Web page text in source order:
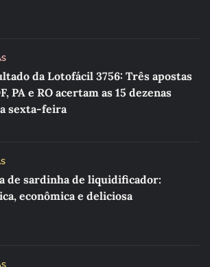
da Lotofácil 3756: Três apostas
PA e RO acertam as 15 dezenas
sexta-feira
de sardinha de liquidificador:
econômica e deliciosa